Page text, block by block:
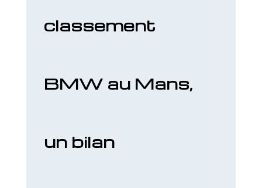
classement
BMW au Mans,
un bilan